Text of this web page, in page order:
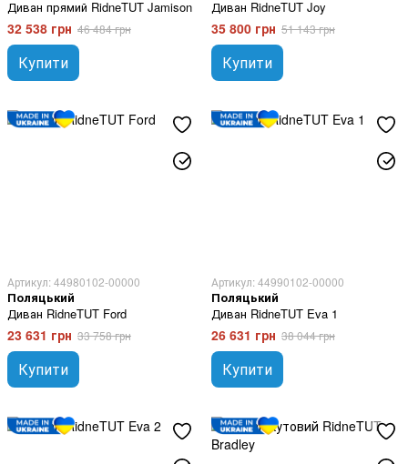
Диван прямий RidneTUT Jamison
32 538 грн 46 484 грн
Купити
Диван RidneTUT Joy
35 800 грн 51 143 грн
Купити
Артикул: 44980102-00000
Поляцький
Диван RidneTUT Ford
23 631 грн 33 758 грн
Купити
Артикул: 44990102-00000
Поляцький
Диван RidneTUT Eva 1
26 631 грн 38 044 грн
Купити